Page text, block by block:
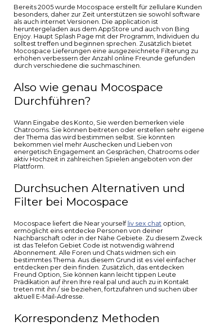
Bereits 2005 wurde Mocospace erstellt für zellulare Kunden
besonders, daher zur Zeit unterstützen sie sowohl software
als auch internet Versionen. Die application ist
heruntergeladen aus dem AppStore und auch von Bing
Enjoy. Haupt Splash Page mit der Programm, Individuen du
solltest treffen und beginnen sprechen. Zusätzlich bietet
Mocospace Lieferungen eine ausgezeichnete Filterung zu
erhöhen verbessern der Anzahl online Freunde gefunden
durch verschiedene die suchmaschinen.
Also wie genau Mocospace
Durchführen?
Wann Eingabe des Konto, Sie werden bemerken viele
Chatrooms. Sie können beitreten oder erstellen sehr eigene
der Thema das wird bestimmen selbst. Sie könnten
bekommen viel mehr Auschecken und Lieben von
energetisch Engagement an Gesprächen, Chatrooms oder
aktiv Hochzeit in zahlreichen Spielen angeboten von der
Plattform.
Durchsuchen Alternativen und
Filter bei Mocospace
Mocospace liefert die Near yourself liv sex chat option,
ermöglicht eins entdecke Personen von deiner
Nachbarschaft oder in der Nähe Gebiete. Zu diesem Zweck
ist das Telefon Gebiet Code ist notwendig während
Abonnement. Alle Foren und Chats widmen sich ein
bestimmtes Thema. Aus diesem Grund ist es viel einfacher
entdecken per dein finden. Zusätzlich, das entdecken
Freund Option, Sie können kann leicht tippen Leute
Prädikation auf ihren Ihre real pal und auch zu in Kontakt
treten mit ihn / sie beziehen, fortzufahren und suchen über
aktuell E-Mail-Adresse.
Korrespondenz Methoden